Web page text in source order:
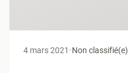
4 mars 2021 •Non classifié(e)